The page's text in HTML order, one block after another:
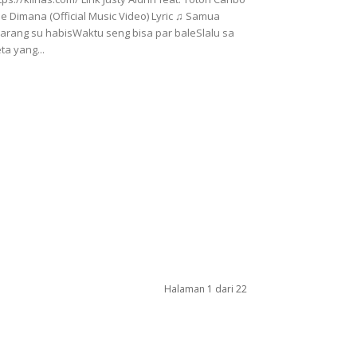
Dimana (Official Music Video) Lyric ♫ Samua
su habisWaktu seng bisa par baleSlalu sa
yang...
Halaman 1 dari 22